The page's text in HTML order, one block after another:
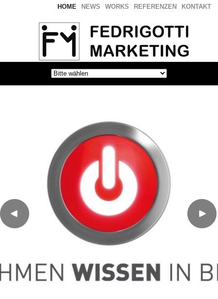
HOME NEWS WORKS REFERENZEN KONTAKT